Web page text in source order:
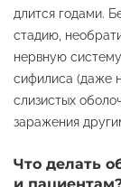
длится годами.
стадию,
нервную
сифилиса (даже
слизистых
заражения
Что делать